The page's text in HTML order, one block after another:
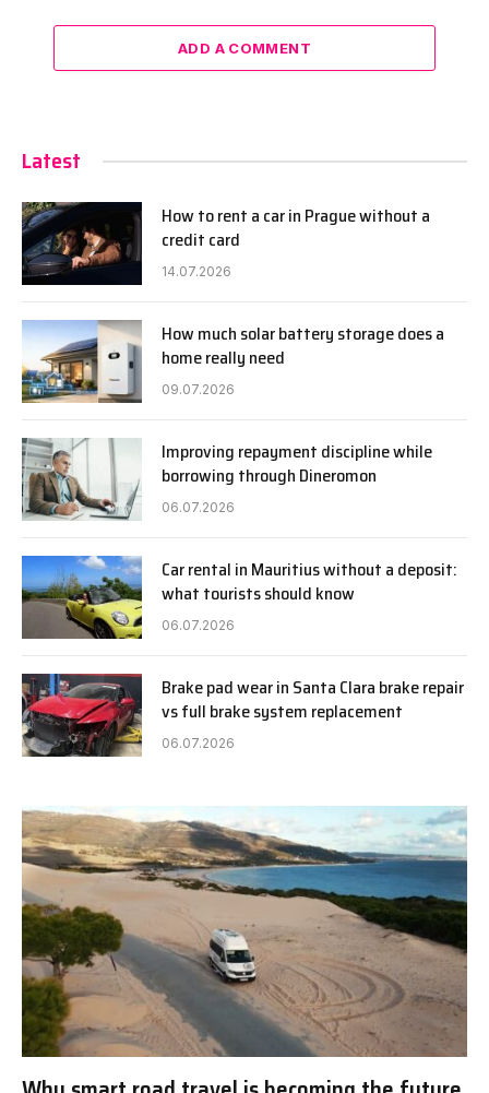
ADD A COMMENT
Latest
How to rent a car in Prague without a
credit card
14.07.2026
How much solar battery storage does a
home really need
09.07.2026
Improving repayment discipline while
borrowing through Dineromon
06.07.2026
Car rental in Mauritius without a deposit:
what tourists should know
06.07.2026
Brake pad wear in Santa Clara brake repair
vs full brake system replacement
06.07.2026